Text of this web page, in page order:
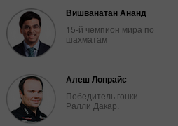
Вишванатан Ананд
15-й чемпион мира по
шахматам
Алеш Лопрайс
Победитель гонки
Ралли Дакар.